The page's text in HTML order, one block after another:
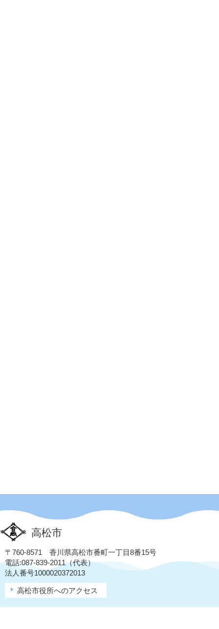
高松市
〒760-8571 香川県高松市番町一丁目8番15号
電話:087-839-2011（代表）
法人番号1000020372013
高松市役所へのアクセス